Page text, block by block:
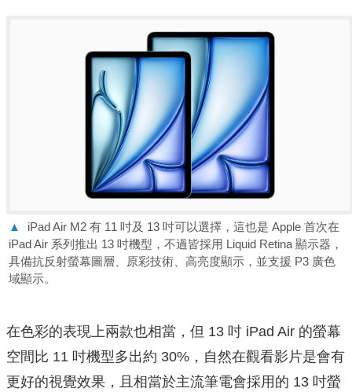
▲
iPad Air M2 有 11 吋及 13 吋可以選擇，這也是 Apple 首次在
iPad Air 系列推出 13 吋機型，不過皆採用 Liquid Retina 顯示器，
具備抗反射螢幕圖層、原彩技術、高亮度顯示，並支援 P3 廣色
域顯示。
在色彩的表現上兩款也相當，但 13 吋 iPad Air 的螢幕
空間比 11 吋機型多出約 30%，自然在觀看影片是會有
更好的視覺效果，且相當於主流筆電會採用的 13 吋螢